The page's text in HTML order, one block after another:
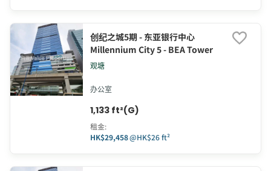
创纪之城5期 - 东亚银行中心
Millennium City 5 - BEA Tower
观塘
办公室
1,133 ft²(G)
租金:
HK$29,458@HK$26 ft²